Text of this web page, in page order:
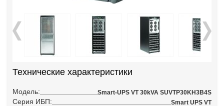
Технические характеристики
Модель: Smart-UPS VT 30kVA SUVTP30KH3B4S
Серия ИБП: Smart UPS VT